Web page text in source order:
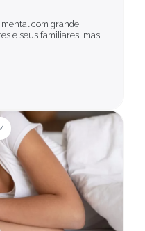
com grande
e seus familiares, mas